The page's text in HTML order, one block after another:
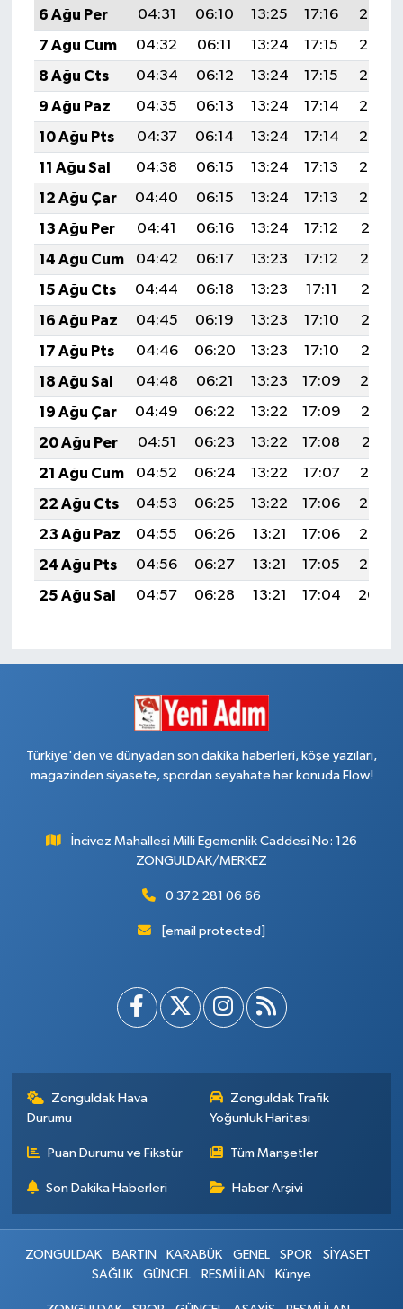
6 Ağu Per
04:31 06:10 13:25 17:16
20:29
7 Ağu Cum
04:32 06:11 13:24 17:15
20:28
8 Ağu Cts
04:34 06:12 13:24 17:15
20:27
9 Ağu Paz
04:35 06:13 13:24 17:14
20:26
10 Ağu Pts
04:37 06:14 13:24 17:14
20:25
11 Ağu Sal
04:38 06:15 13:24 17:13
20:23
12 Ağu Çar
04:40 06:15 13:24 17:13
20:22
13 Ağu Per
04:41 06:16 13:24 17:12
20:21
14 Ağu Cum
04:42 06:17 13:23 17:12
20:19
15 Ağu Cts
04:44 06:18 13:23 17:11
20:18
16 Ağu Paz
04:45 06:19 13:23 17:10
20:17
17 Ağu Pts
04:46 06:20 13:23 17:10
20:15
18 Ağu Sal
04:48 06:21 13:23 17:09
20:14
19 Ağu Çar
04:49 06:22 13:22 17:09
20:13
20 Ağu Per
04:51 06:23 13:22 17:08
20:11
21 Ağu Cum
04:52 06:24 13:22 17:07
20:10
22 Ağu Cts
04:53 06:25 13:22 17:06
20:08
23 Ağu Paz
04:55 06:26 13:21 17:06
20:07
24 Ağu Pts
04:56 06:27 13:21 17:05
20:05
25 Ağu Sal
04:57 06:28 13:21 17:04 20:04
Türkiye'den ve dünyadan son dakika haberleri, köşe yazıları,
magazinden siyasete, spordan seyahate her konuda Flow!
İncivez Mahallesi Milli Egemenlik Caddesi No: 126
ZONGULDAK/MERKEZ
0 372 281 06 66
[email protected]
Zonguldak Hava
Durumu
Zonguldak Trafik
Yoğunluk Haritası
Puan Durumu ve Fikstür Tüm Manşetler
Son Dakika Haberleri Haber Arşivi
ZONGULDAK BARTIN KARABÜK GENEL SPOR
SİYASET
SAĞLIK
GÜNCEL RESMİ İLAN Künye